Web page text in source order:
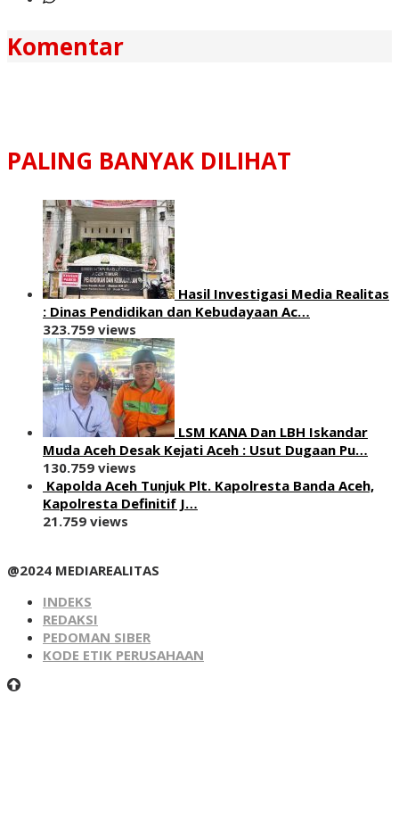
Komentar
PALING BANYAK DILIHAT
Hasil Investigasi Media Realitas
: ‎Dinas Pendidikan dan Kebudayaan Ac…
323.759 views
LSM KANA Dan LBH Iskandar
Muda Aceh Desak Kejati Aceh : Usut Dugaan Pu…
130.759 views
Kapolda Aceh Tunjuk Plt. Kapolresta Banda Aceh,
Kapolresta Definitif J…
21.759 views
@2024 MEDIAREALITAS
INDEKS
REDAKSI
PEDOMAN SIBER
KODE ETIK PERUSAHAAN